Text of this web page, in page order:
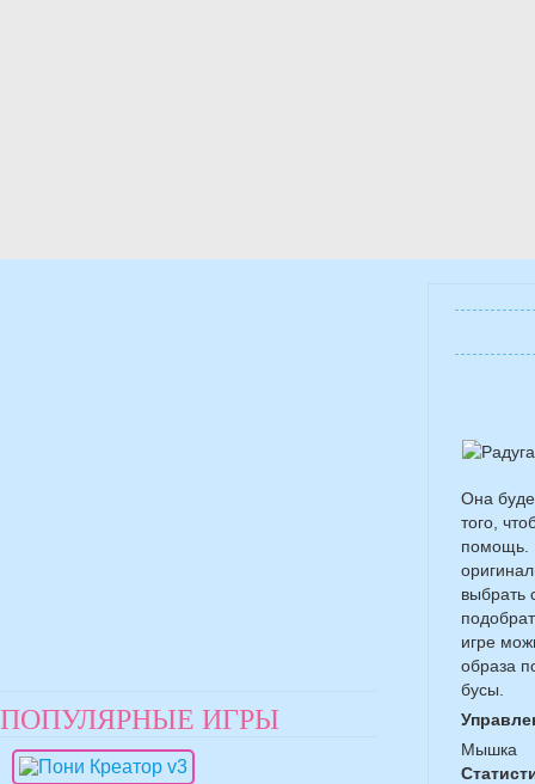
Она
того,
помощь.
выбрать
игре
образа
бусы.
Мышка
ПОПУЛЯРНЫЕ ИГРЫ